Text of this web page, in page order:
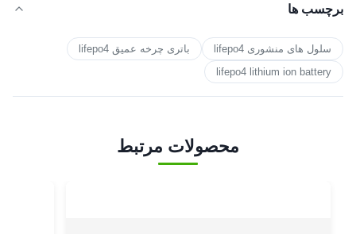
برچسب ها
سلول های منشوری lifepo4
باتری چرخه عمیق lifepo4
lifepo4 lithium ion battery
محصولات مرتبط